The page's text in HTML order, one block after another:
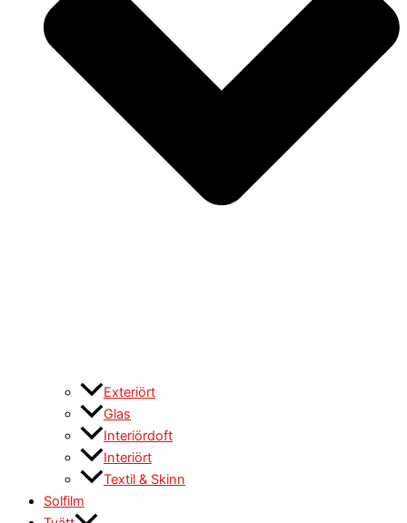
Exteriört
Glas
Interiördoft
Interiört
Textil & Skinn
Solfilm